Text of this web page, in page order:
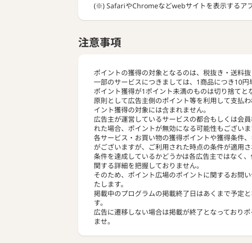
(※) SafariやChromeなどwebサイトを表示するア
注意事項
ポイントの獲得の対象となるのは、税抜き・送料抜
一部のサービスにつきましては、1商品につき10円
ポイント獲得が1ポイント未満のものは切り捨てと
原則として広告主側のポイント等を利用して支払
イント獲得の対象には含まれません。
広告主が運営しているサービスの都合もしくは会
れた場合、ポイントが無効になる可能性もございま
各サービス・お買い物の獲得ポイントや獲得条件
がございますが、ご利用された時点の条件が適用さ
条件を達成しているかどうかは各広告主ではなく
関する詳細を把握しておりません。
そのため、ポイント広場のポイントに関するお問
たします。
掲載中のプログラムの掲載終了日はあくまで予定
す。
広告に遷移しない場合は掲載が終了となっており
ませ。